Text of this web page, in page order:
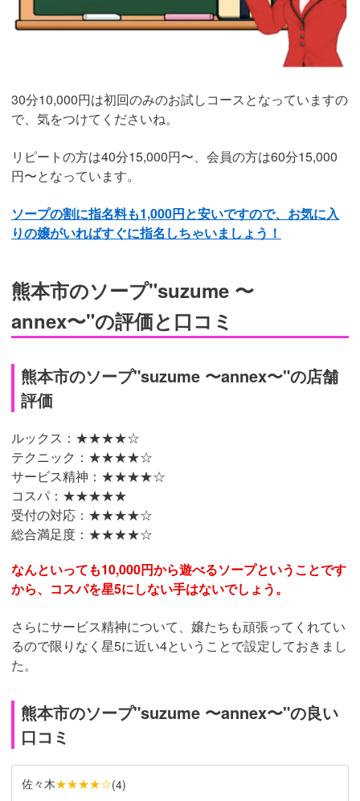
30分10,000円は初回のみのお試しコースとなっていますの
で、気をつけてくださいね。
リピートの方は40分15,000円〜、会員の方は60分15,000
円〜となっています。
ソープの割に指名料も1,000円と安いですので、お気に入
りの嬢がいればすぐに指名しちゃいましょう！
熊本市のソープ"suzume 〜
annex〜"の評価と口コミ
熊本市のソープ"suzume 〜annex〜"の店舗
評価
ルックス：★★★★☆
テクニック：★★★★☆
サービス精神：★★★★☆
コスパ：★★★★★
受付の対応：★★★★☆
総合満足度：★★★★☆
なんといっても10,000円から遊べるソープということです
から、コスパを星5にしない手はないでしょう。
さらにサービス精神について、嬢たちも頑張ってくれてい
るので限りなく星5に近い4ということで設定しておきまし
た。
熊本市のソープ"suzume 〜annex〜"の良い
口コミ
佐々木★★★★☆(4)